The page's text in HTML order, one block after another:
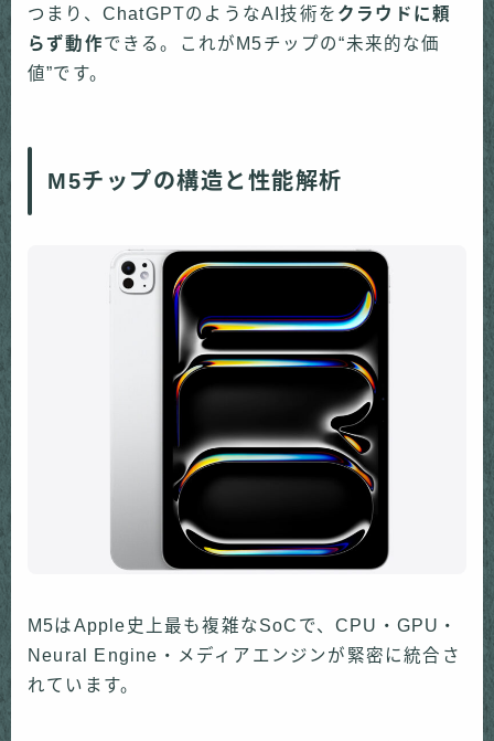
つまり、ChatGPTのようなAI技術を クラウドに頼
らず動作できる。これがM5チップの“未来的な価
値”です。
M5チップの構造と性能解析
M5はApple史上最も複雑なSoCで、CPU・GPU・
Neural Engine・メディアエンジンが緊密に統合さ
れています。